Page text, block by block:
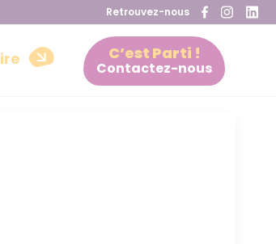
Retrouvez-nous
C’est Parti !
Contactez-nous